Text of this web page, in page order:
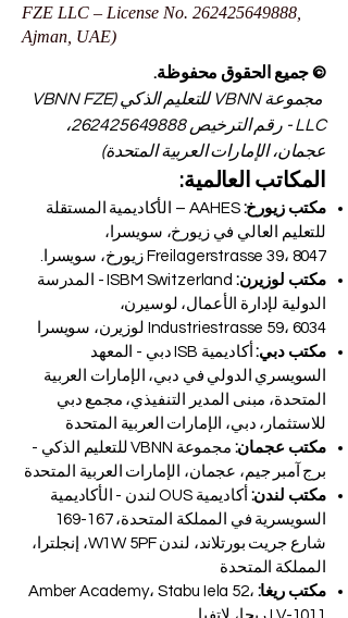
FZE LLC – License No. 262425649888
Ajman, UAE)
© جميع الحقوق محفوظة.
مجموعة VBNN للتعليم الذكي (VBNN FZE
LLC - رقم الترخيص
262425649888،
عجمان، الإمارات العربية المتحدة)
المكاتب العالمية:
مكتب زيورخ:
AAHES – الأكاديمية المستقلة
للتعليم العالي في زيورخ، سويسرا،
Freilagerstrasse 39، 8047 زيورخ، سويسرا.
مكتب لوزيرن:
ISBM Switzerland - المدرسة
الدولية لإدارة الأعمال، لوسيرن،
Industriestrasse 59، 6034 لوزيرن، سويسرا
مكتب دبي:
أكاديمية ISB دبي - المعهد
السويسري الدولي في دبي، الإمارات العربية
المتحدة، مبنى المدير التنفيذي، مجمع دبي
للاستثمار، دبي، الإمارات العربية المتحدة
مكتب عجمان:
مجموعة VBNN للتعليم الذكي -
برج آمبر جيم، عجمان، الإمارات العربية المتحدة
مكتب لندن:
أكاديمية OUS لندن - الأكاديمية
السويسرية في المملكة المتحدة، 167-169
شارع جريت بورتلاند، لندن W1W 5PF، إنجلترا،
المملكة المتحدة
مكتب ريغا: Amber Academy، Stabu Iela 52،